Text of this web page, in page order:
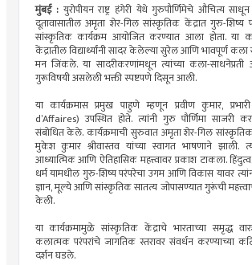
मुंबई : युरोपीयन राष्ट्र हंगेरी येथे गुरुपौर्णिमेचे औचित्य
दूतावासातील अमृता शेर-गिल सांस्कृतिक केंद्रात गुरु-शिष्य
सांस्कृतिक कार्यक्रम आयोजित करण्यात आला होता. या
केंद्रातील विद्यार्थ्यांनी सादर केलेल्या सुरेल आणि भावपूर्ण कला
मन जिंकले. या सादरीकरणांमधून त्यांच्या कला-
गुरूविषयी असलेली भक्ती स्पष्टपणे दिसून आली.
या कार्यक्रमास प्रमुख पाहुणे म्हणून प्रवीण कुमार,
d’Affaires) उपस्थित होते. त्यांनी गुरु पौर्णिमा साजरी
संबोधित केले. कार्यक्रमाची सुरुवात अमृता शेर-गिल
मुकेश कुमार श्रीवास्तव यांच्या स्वागत भाषणाने झाली.
आध्यात्मिक आणि ऐतिहासिक महत्त्वावर प्रकाश टाकला.
धर्म यामधील गुरु-शिष्य परंपरेचा उगम आणि विकास यावर
ज्ञान, मूल्ये आणि सांस्कृतिक सातत्य जोपासण्यात गुरूंची
केली.
या कार्यक्रमामुळे सांस्कृतिक केंद्राचे भारताच्या समृद्ध
कलात्मक परंपरांचे जागतिक स्तरावर संवर्धन करण्याच्या
दर्शन घडले.